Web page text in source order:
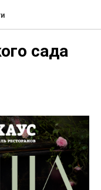
сада